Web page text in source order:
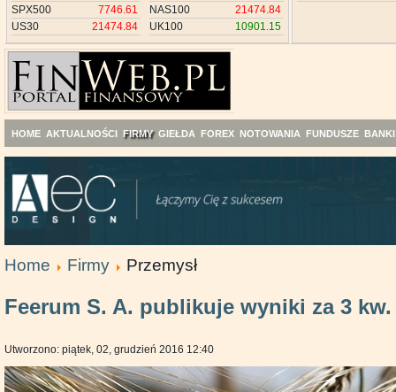
SPX500
7746.61
US30
21474.84
NAS100
21474.84
UK100
10901.15
HOME AKTUALNOŚCI FIRMY GIEŁDA FOREX NOTOWANIA FUNDUSZE BANKI
Home Firmy Przemysł
Feerum S. A. publikuje wyniki za 3 kw.
Utworzono: piątek, 02, grudzień 2016 12:40